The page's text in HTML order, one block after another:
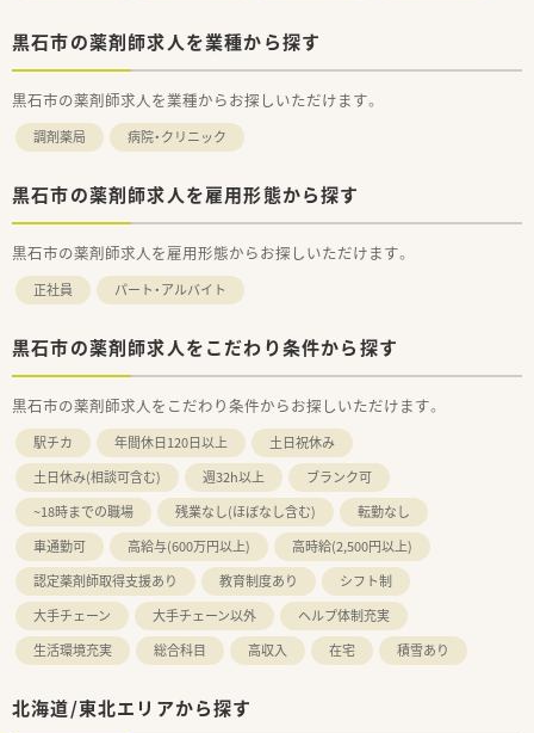
黒石市の薬剤師求人を業種から探す
黒石市の薬剤師求人を業種からお探しいただけます。
調剤薬局 病院・クリニック
黒石市の薬剤師求人を雇用形態から探す
黒石市の薬剤師求人を雇用形態からお探しいただけます。
正社員 パート・アルバイト
黒石市の薬剤師求人をこだわり条件から探す
黒石市の薬剤師求人をこだわり条件からお探しいただけます。
駅チカ 年間休日120日以上
土日祝休み
土日休み(相談可含む)
週32h以上
ブランク可
~18時までの職場
残業なし(ほぼなし含む)
転勤なし
車通勤可
高給与(600万円以上)
高時給(2,500円以上)
認定薬剤師取得支援あり
教育制度あり
シフト制
大手チェーン
大手チェーン以外
ヘルプ体制充実
生活環境充実
総合科目 高収入 在宅 積雪あり
北海道/東北エリアから探す